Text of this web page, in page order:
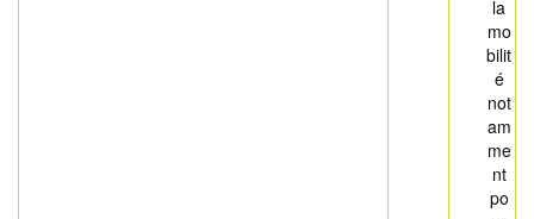
la
mo
bilit
é
not
am
me
nt
po